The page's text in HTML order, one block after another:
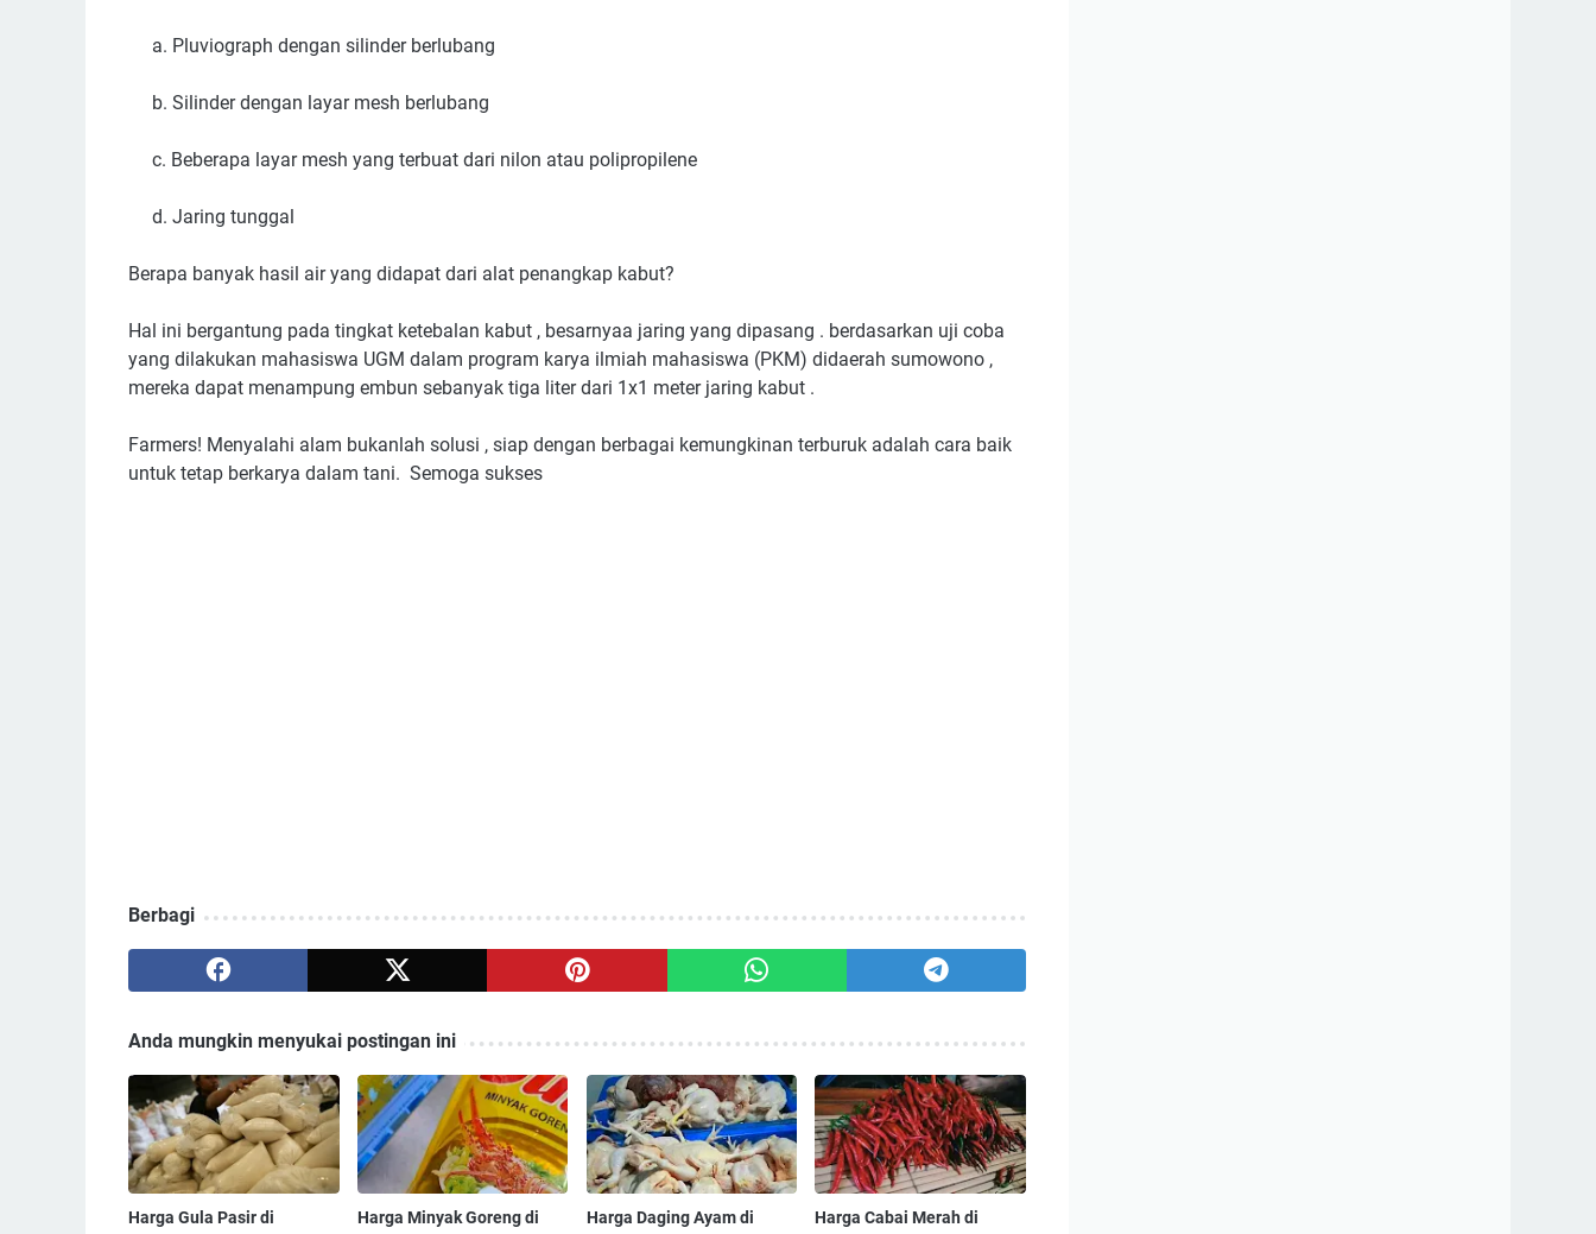
a. Pluviograph dengan silinder berlubang
b. Silinder dengan layar mesh berlubang
c. Beberapa layar mesh yang terbuat dari nilon atau polipropilene
d. Jaring tunggal
Berapa banyak hasil air yang didapat dari alat penangkap kabut?
Hal ini bergantung pada tingkat ketebalan kabut , besarnyaa jaring yang dipasang . berdasarkan uji coba
yang dilakukan mahasiswa UGM dalam program karya ilmiah mahasiswa (PKM) didaerah sumowono ,
mereka dapat menampung embun sebanyak tiga liter dari 1x1 meter jaring kabut .
Farmers! Menyalahi alam bukanlah solusi , siap dengan berbagai kemungkinan terburuk adalah cara baik
untuk tetap berkarya dalam tani. Semoga sukses
Berbagi
Anda mungkin menyukai postingan ini
Harga Gula Pasir di
Harga Minyak Goreng di
Harga Daging Ayam di
Harga Cabai Merah di